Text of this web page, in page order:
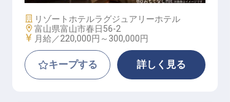
施設業態
リゾートホテルラグジュアリーホテル
勤務地
富山県富山市春日56-2
給与
月給／220,000円～ 300,000円
キープする 詳しく見る